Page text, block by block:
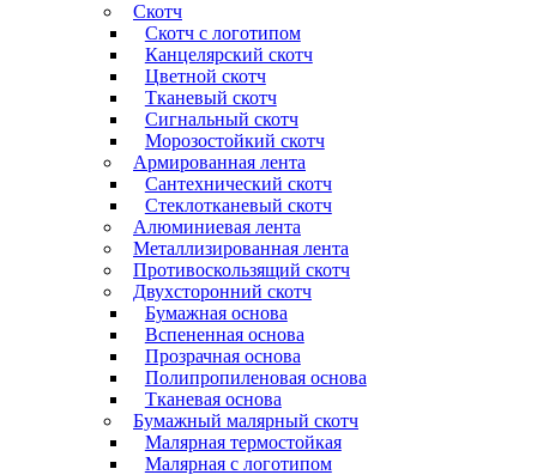
Скотч
Скотч с логотипом
Канцелярский скотч
Цветной скотч
Тканевый скотч
Сигнальный скотч
Морозостойкий скотч
Армированная лента
Сантехнический скотч
Стеклотканевый скотч
Алюминиевая лента
Металлизированная лента
Противоскользящий скотч
Двухсторонний скотч
Бумажная основа
Вспененная основа
Прозрачная основа
Полипропиленовая основа
Тканевая основа
Бумажный малярный скотч
Малярная термостойкая
Малярная с логотипом